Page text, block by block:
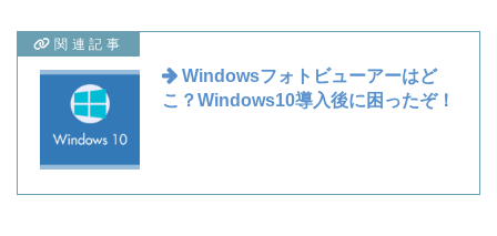
関連記事
Windowsフォトビューアーはど
こ？Windows10導入後に困ったぞ！